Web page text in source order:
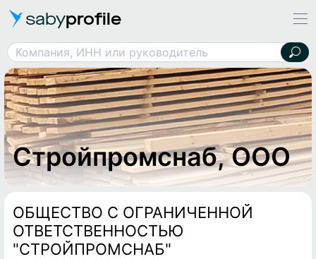
sabyprofile
Компания, ИНН или руководитель
Стройпромснаб, ООО
Стройпромснаб, ООО
ОБЩЕСТВО С ОГРАНИЧЕННОЙ
ОТВЕТСТВЕННОСТЬЮ
"СТРОЙПРОМСНАБ"